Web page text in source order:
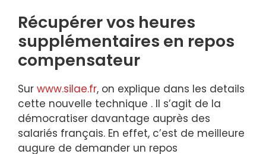
Récupérer vos heures
supplémentaires en repos
compensateur
Sur www.silae.fr, on explique dans les details
cette nouvelle technique . Il s’agit de la
démocratiser davantage auprès des
salariés français. En effet, c’est de meilleure
augure de demander un repos